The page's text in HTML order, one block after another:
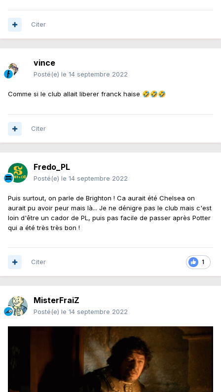
Citer
vince
Posté(e) le 14 septembre 2022
Comme si le club allait liberer franck haise 🤣🤣🤣
Citer
Fredo_PL
Posté(e) le 14 septembre 2022
Puis surtout, on parle de Brighton ! Ca aurait été Chelsea on
aurait pu avoir peur mais là... Je ne dénigre pas le club mais c'est
loin d'être un cador de PL, puis pas facile de passer après Potter
qui a été très très bon !
1
Citer
MisterFraiZ
Posté(e) le 14 septembre 2022